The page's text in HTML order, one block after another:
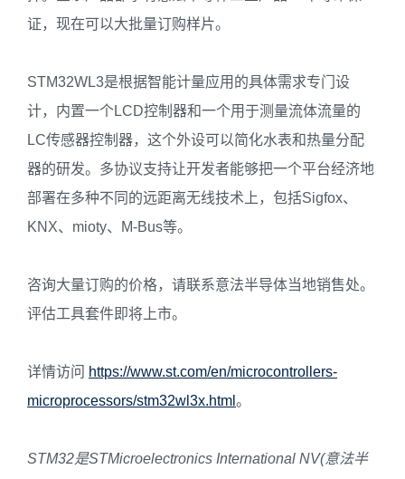
证，现在可以大批量订购样片。
STM32WL3是根据智能计量应用的具体需求专门设
计，内置一个LCD控制器和一个用于测量流体流量的
LC传感器控制器，这个外设可以简化水表和热量分配
器的研发。多协议支持让开发者能够把一个平台经济地
部署在多种不同的远距离无线技术上，包括Sigfox、
KNX、mioty、M-Bus等。
咨询大量订购的价格，请联系意法半导体当地销售处。
评估工具套件即将上市。
详情访问 https://www.st.com/en/microcontrollers-
microprocessors/stm32wl3x.html 。
STM32是STMicroelectronics International NV(意法半